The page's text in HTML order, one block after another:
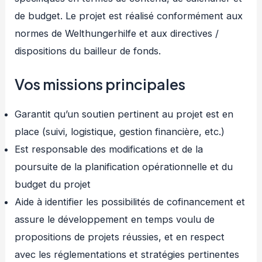
de budget. Le projet est réalisé conformément aux
normes de Welthungerhilfe et aux directives /
dispositions du bailleur de fonds.
Vos missions principales
Garantit qu’un soutien pertinent au projet est en
place (suivi, logistique, gestion financière, etc.)
Est responsable des modifications et de la
poursuite de la planification opérationnelle et du
budget du projet
Aide à identifier les possibilités de cofinancement et
assure le développement en temps voulu de
propositions de projets réussies, et en respect
avec les réglementations et stratégies pertinentes